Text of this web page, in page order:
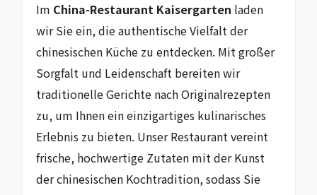
Im China-Restaurant Kaisergarten laden
wir Sie ein, die authentische Vielfalt der
chinesischen Küche zu entdecken. Mit großer
Sorgfalt und Leidenschaft bereiten wir
traditionelle Gerichte nach Originalrezepten
zu, um Ihnen ein einzigartiges kulinarisches
Erlebnis zu bieten. Unser Restaurant vereint
frische, hochwertige Zutaten mit der Kunst
der chinesischen Kochtradition, sodass Sie